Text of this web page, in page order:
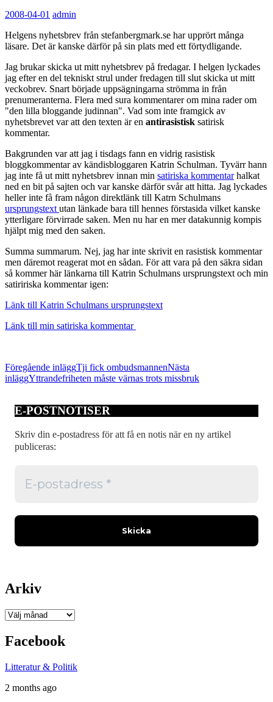
2008-04-01 admin
Helgens nyhetsbrev från stefanbergmark.se har upprört många
läsare. Det är kanske därför på sin plats med ett förtydligande.
Jag brukar skicka ut mitt nyhetsbrev på fredagar. I helgen lyckades
jag efter en del tekniskt strul under fredagen till slut skicka ut mitt
veckobrev. Snart började uppsägningarna strömma in från
prenumeranterna. Flera med sura kommentarer om mina rader om
"den lilla bloggande judinnan". Vad som inte framgick av
nyhetsbrevet var att den texten är en antirasistisk satirisk
kommentar.
Bakgrunden var att jag i tisdags fann en vidrig rasistisk
bloggkommentar av kändisbloggaren Katrin Schulman. Tyvärr hann
jag inte få ut mitt nyhetsbrev innan min satiriska kommentarhalkat
ned en bit på sajten och var kanske därför svår att hitta. Jag lyckades
heller inte få fram någon direktlänk till Katrn Schulmans
ursprungstext utan länkade bara till hennes förstasida vilket kanske
ytterligare förvirrade saken. Men nu har en mer datakunnig kompis
hjälpt mig med den saken.
Summa summarum. Nej, jag har inte skrivit en rasistisk kommentar
men däremot reagerat mot en sådan. För att vara på den säkra sidan
så kommer här länkarna till Katrin Schulmans ursprungstext och min
satiririska kommentar igen:
Länk till Katrin Schulmans ursprungstext
Länk till min satiriska kommentar
Inläggsnavigering
Föregående inläggTji fick ombudsmannenNästa
inläggYttrandefriheten måste värnas trots missbruk
E-POSTNOTISER
Skriv din e-postadress för att få en notis när en ny artikel
publiceras:
Arkiv
Arkiv
Facebook
Litteratur & Politik
2 months ago